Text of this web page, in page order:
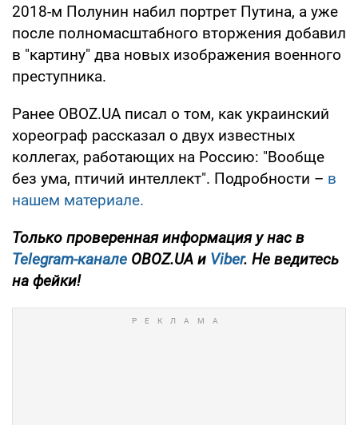
2018-м Полунин набил портрет Путина, а уже
после полномасштабного вторжения добавил
в "картину" два новых изображения военного
преступника.
Ранее OBOZ.UA писал о том, как украинский
хореограф рассказал о двух известных
коллегах, работающих на Россию: "Вообще
без ума, птичий интеллект". Подробности – в
нашем материале.
Только проверенная информация у нас в
Telegram-канале OBOZ.UA и Viber. Не ведитесь
на фейки!